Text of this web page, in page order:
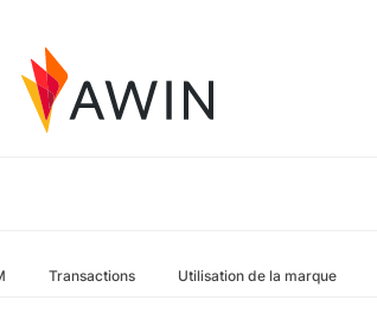
Transactions Utilisation de la marque